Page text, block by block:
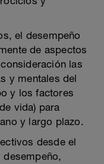
el desempeño
de aspectos
las
y mentales del
y los factores
vida) para
y largo plazo.
desde el